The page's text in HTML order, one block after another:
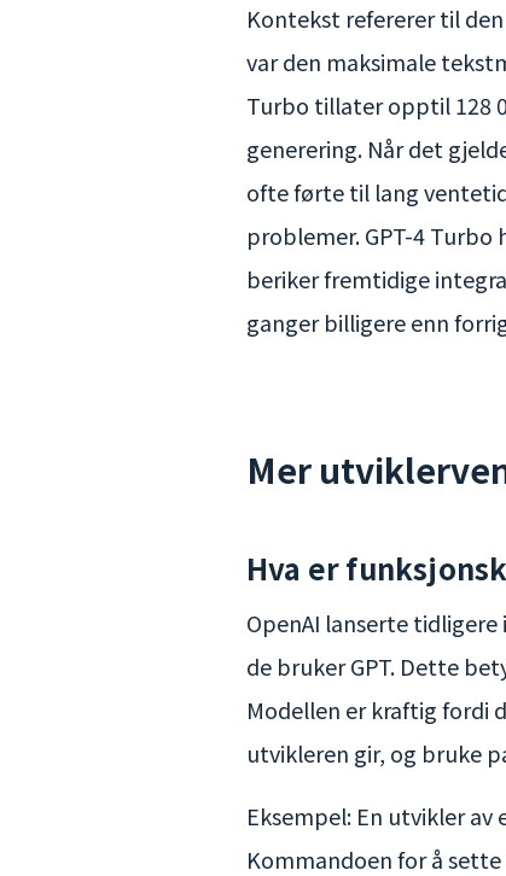
Kontekst refererer til
var den maksimale
Turbo tillater opptil 128
generering. Når det
ofte førte til lang
problemer. GPT-4
beriker fremtidige
ganger billigere enn
Mer
Hva er
OpenAI lanserte
de bruker GPT. Dette
Modellen er kraftig fordi
utvikleren gir, og bruke
Eksempel: En utvikler
Kommandoen for å